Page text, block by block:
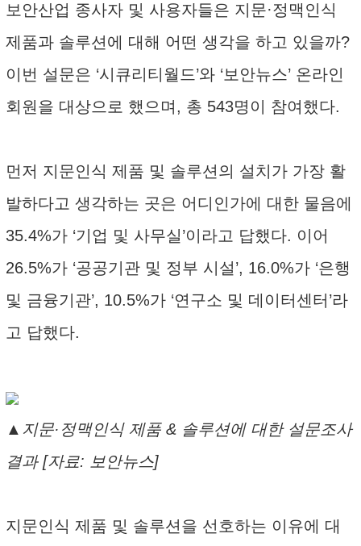
보안산업 종사자 및 사용자들은 지문·정맥인식
제품과 솔루션에 대해 어떤 생각을 하고 있을까?
이번 설문은 ‘시큐리티월드’와 ‘보안뉴스’ 온라인
회원을 대상으로 했으며, 총 543명이 참여했다.
먼저 지문인식 제품 및 솔루션의 설치가 가장 활
발하다고 생각하는 곳은 어디인가에 대한 물음에
35.4%가 ‘기업 및 사무실’이라고 답했다. 이어
26.5%가 ‘공공기관 및 정부 시설’, 16.0%가 ‘은행
및 금융기관’, 10.5%가 ‘연구소 및 데이터센터’라
고 답했다.
▲지문·정맥인식 제품 & 솔루션에 대한 설문조사
결과 [자료: 보안뉴스]
지문인식 제품 및 솔루션을 선호하는 이유에 대